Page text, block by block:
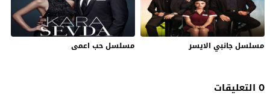
مسلسل جانبي الايسر مسلسل حب اعمى
0 التعليقات